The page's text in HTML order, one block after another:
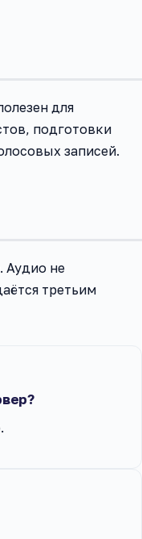
для
подготовки
записей.
Аудио не
третьим